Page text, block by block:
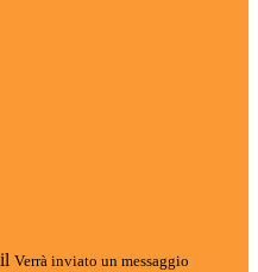
Verrà inviato un messaggio